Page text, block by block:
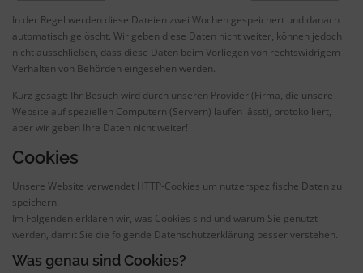
In der Regel werden diese Dateien zwei Wochen gespeichert und danach
automatisch gelöscht. Wir geben diese Daten nicht weiter, können jedoch
nicht ausschließen, dass diese Daten beim Vorliegen von rechtswidrigem
Verhalten von Behörden eingesehen werden.
Kurz gesagt: Ihr Besuch wird durch unseren Provider (Firma, die unsere
Website auf speziellen Computern (Servern) laufen lässt), protokolliert,
aber wir geben Ihre Daten nicht weiter!
Cookies
Unsere Website verwendet HTTP-Cookies um nutzerspezifische Daten zu
speichern.
Im Folgenden erklären wir, was Cookies sind und warum Sie genutzt
werden, damit Sie die folgende Datenschutzerklärung besser verstehen.
Was genau sind Cookies?